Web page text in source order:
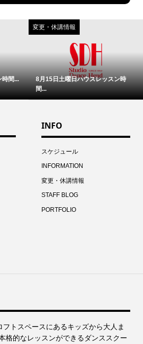
間...
変更・休講情報
8月15日土曜日ハウスレッスン時
間...
INFO
スケジュール
INFORMATION
変更・休講情報
STAFF BLOG
PORTFOLIO
トスペースにあるキッズから⼤⼈ま
格的なレッスンができるダンススクー